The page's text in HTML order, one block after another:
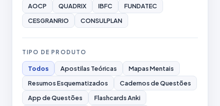
AOCP
QUADRIX IBFC
FUNDATEC
CESGRANRIO
CONSULPLAN
TIPO DE PRODUTO
Todos Apostilas Teóricas
Mapas Mentais
Resumos Esquematizados
Cadernos de Questões
App de Questões
Flashcards Anki